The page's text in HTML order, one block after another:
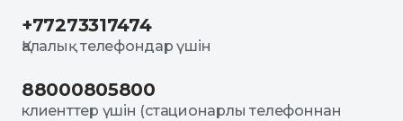
+77273317474
Қалалық телефондар үшін
88000805800
клиенттер үшін (стационарлы телефоннан